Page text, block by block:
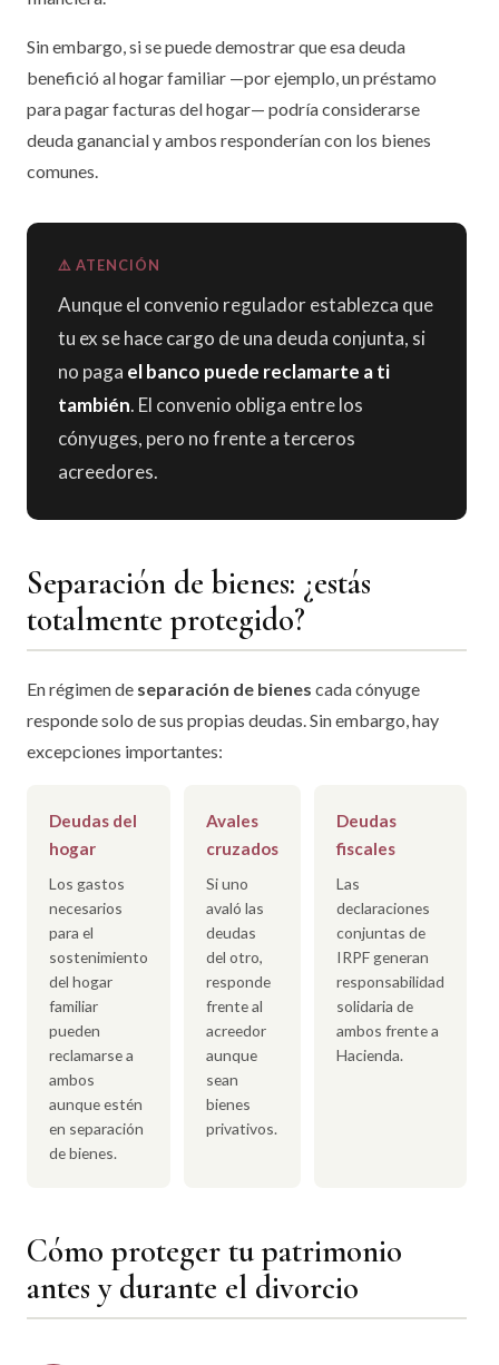
Sin embargo, si se puede demostrar que esa deuda
benefició al hogar familiar —por ejemplo, un préstamo
para pagar facturas del hogar— podría considerarse
deuda ganancial y ambos responderían con los bienes
comunes.
⚠️ ATENCIÓN
Aunque el convenio regulador establezca que
tu ex se hace cargo de una deuda conjunta, si
no paga el banco puede reclamarte a ti
también. El convenio obliga entre los
cónyuges, pero no frente a terceros
acreedores.
Separación de bienes: ¿estás
totalmente protegido?
En régimen de separación de bienes cada cónyuge
responde solo de sus propias deudas. Sin embargo, hay
excepciones importantes:
Deudas del
hogar
Los gastos
necesarios
para el
sostenimiento
del hogar
familiar
pueden
reclamarse a
ambos
aunque estén
en separación
de bienes.
Avales
cruzados
Si uno
avaló las
deudas
del otro,
responde
frente al
acreedor
aunque
sean
bienes
privativos.
Deudas
fiscales
Las
declaraciones
conjuntas de
IRPF generan
responsabilidad
solidaria de
ambos frente a
Hacienda.
Cómo proteger tu patrimonio
antes y durante el divorcio